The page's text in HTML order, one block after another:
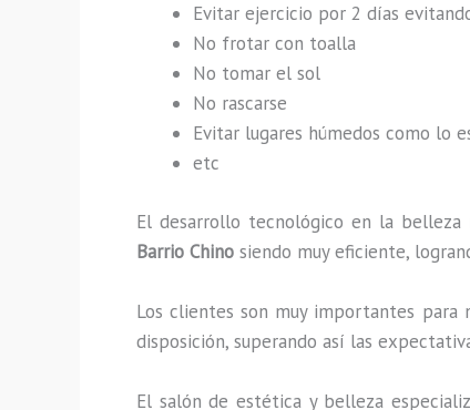
Evitar ejercicio por 2 días
No frotar con toalla
No tomar el sol
No rascarse
Evitar lugares húmedos como lo
etc
El desarrollo tecnológico en la
Barrio Chino siendo muy eficiente,
Los clientes son muy importantes para
disposición, superando así las
El salón de estética y belleza